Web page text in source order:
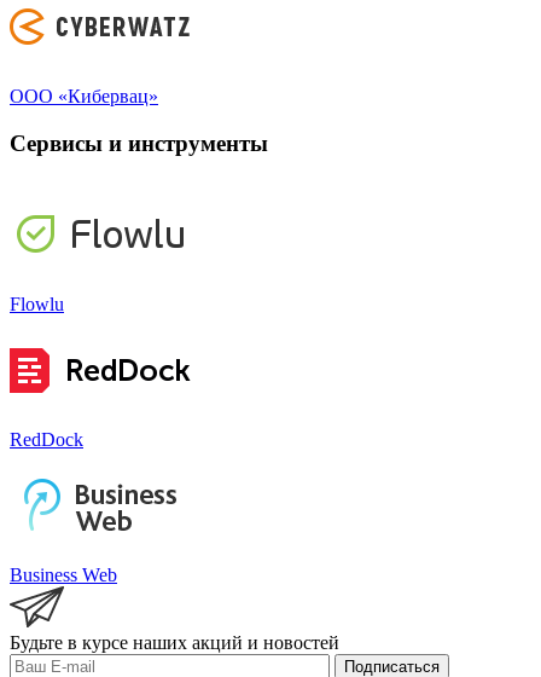
ООО «Кибервац»
Сервисы и инструменты
Flowlu
RedDock
Business Web
Будьте в курсе наших акций и новостей
Подписаться